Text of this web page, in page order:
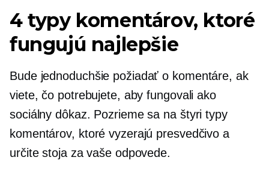
4 typy komentárov, ktoré
fungujú najlepšie
Bude jednoduchšie požiadať o komentáre, ak
viete, čo potrebujete, aby fungovali ako
sociálny dôkaz. Pozrieme sa na štyri typy
komentárov, ktoré vyzerajú presvedčivo a
určite stoja za vaše odpovede.